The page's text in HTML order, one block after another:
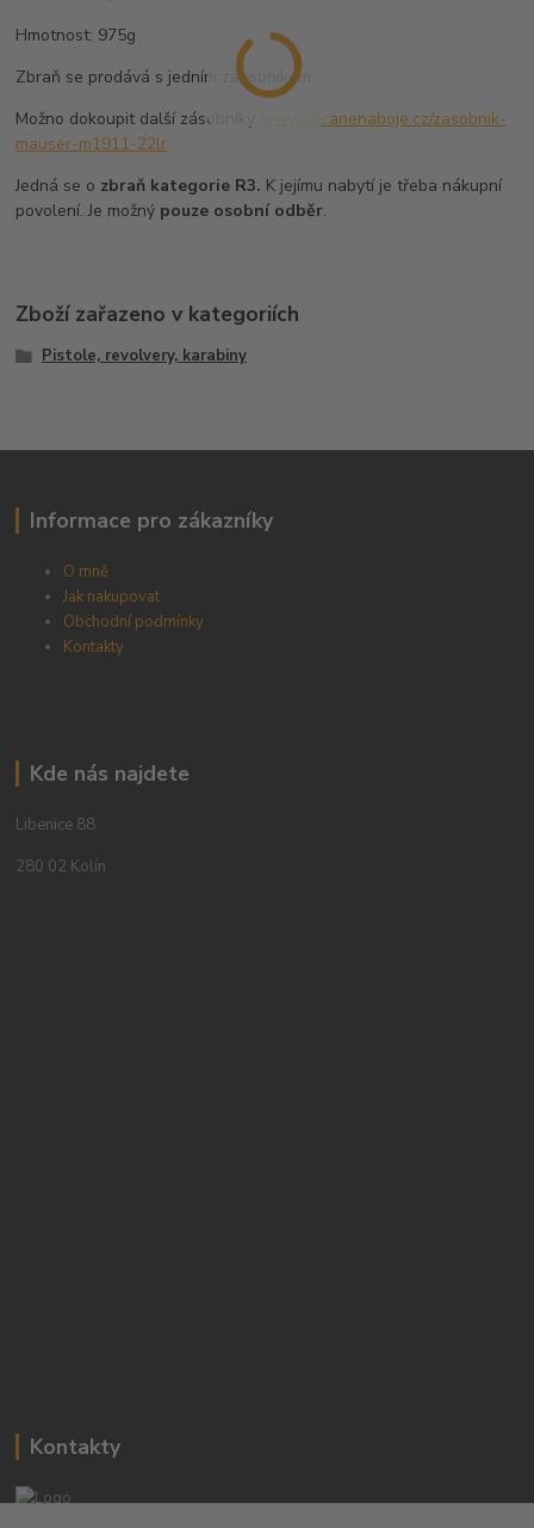
Hmotnost: 975g
Zbraň se prodává s jedním zásobníkem.
Možno dokoupit další zásobníky
www.zbranenaboje.cz/zasobnik-
mauser-m1911-22lr
Jedná se o zbraň kategorie R3. K jejímu nabytí je třeba nákupní
povolení. Je možný pouze osobní odběr.
Zboží zařazeno v kategoriích
Pistole, revolvery, karabiny
Informace pro zákazníky
O mně
Jak nakupovat
Obchodní podmínky
Kontakty
Kde nás najdete
Libenice 88
280 02 Kolín
Kontakty